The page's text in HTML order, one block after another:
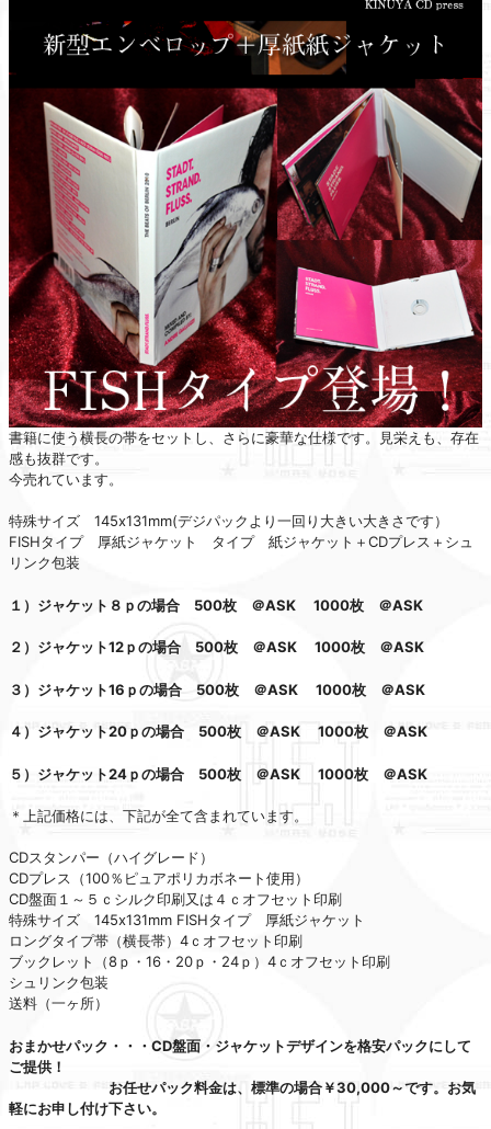
書籍に使う横長の帯をセットし、さらに豪華な仕様です。見栄えも、存在
感も抜群です。
今売れています。
特殊サイズ 145x131mm(デジパックより一回り大きい大きさです）
FISHタイプ 厚紙ジャケット タイプ 紙ジャケット＋CDプレス＋シュ
リンク包装
１）ジャケット８ｐの場合 500枚 ＠ASK 1000枚 ＠ASK
２）ジャケット12ｐの場合 500枚 ＠ASK 1000枚 ＠ASK
３）ジャケット16ｐの場合 500枚 ＠ASK 1000枚 ＠ASK
４）ジャケット20ｐの場合 500枚 ＠ASK 1000枚 ＠ASK
５）ジャケット24ｐの場合 500枚 ＠ASK 1000枚 ＠ASK
＊上記価格には、下記が全て含まれています。
CDスタンパー（ハイグレード）
CDプレス（100％ピュアポリカボネート使用）
CD盤面１～５ｃシルク印刷又は４ｃオフセット印刷
特殊サイズ 145x131mm FISHタイプ 厚紙ジャケット
ロングタイプ帯（横長帯）4ｃオフセット印刷
ブックレット（8ｐ・16・20ｐ・24ｐ）4ｃオフセット印刷
シュリンク包装
送料（一ヶ所）
おまかせパック・・・CD盤面・ジャケットデザインを格安パックにして
ご提供！
お任せパック料金は、標準の場合￥30,000～です。お気
軽にお申し付け下さい。